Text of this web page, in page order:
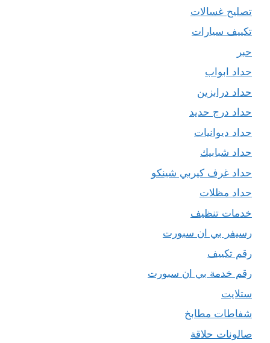
تصليح غسالات
تكييف سيارات
حبر
حداد ابواب
حداد درابزين
حداد درج حديد
حداد ديوانيات
حداد شبابيك
حداد غرف كيربي شينكو
حداد مظلات
خدمات تنظيف
رسيفر بي ان سبورت
رقم تكييف
رقم خدمة بي ان سبورت
ستلايت
شفاطات مطابخ
صالونات حلاقة